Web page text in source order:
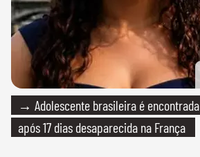
→ Adolescente brasileira é encontrada
após 17 dias desaparecida na França